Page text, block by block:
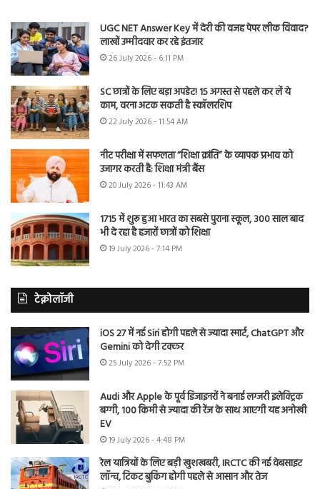
UGC NET Answer Key में देरी की वजह पेपर लीक विवाद?
लाखों उम्मीदवार कर रहे इंतजार
26 July 2026 - 6:11 PM
SC छात्रों के लिए बड़ा अपडेट! 15 अगस्त से पहले कर लें ये
काम, वरना अटक सकती है स्कॉलरशिप
22 July 2026 - 11:54 AM
नीट परीक्षा में सफलता “शिक्षा क्रांति” के व्यापक प्रभाव को
उजागर करती है: शिक्षा मंत्री बैंस
20 July 2026 - 11:43 AM
1715 में शुरू हुआ भारत का सबसे पुराना स्कूल, 300 साल बाद
भी दे रहा है हजारों छात्रों को शिक्षा
19 July 2026 - 7:14 PM
टेक्नोलॉजी
iOS 27 में नई Siri होगी पहले से ज्यादा स्मार्ट, ChatGPT और
Gemini को देगी टक्कर
25 July 2026 - 7:52 PM
Audi और Apple के पूर्व डिजाइनरों ने बनाई लग्जरी इलेक्ट्रिक
बग्गी, 100 किमी से ज्यादा की रेंज के साथ आएगी यह अनोखी
EV
19 July 2026 - 4:48 PM
रेल यात्रियों के लिए बड़ी खुशखबरी, IRCTC की नई वेबसाइट
लॉन्च, टिकट बुकिंग होगी पहले से आसान और तेज